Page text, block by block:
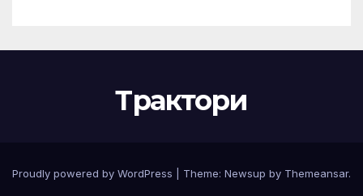
Трактори
Proudly powered by WordPress Theme: Newsup by Themeansar.